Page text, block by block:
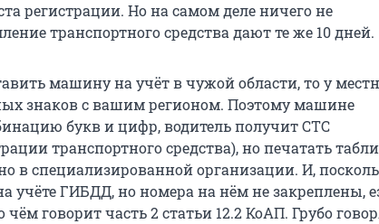
регистрации. Но на самом деле ничего не
транспортного средства дают те же 10 дней.
машину на учёт в чужой области, то у
знаков с вашим регионом. Поэтому машине
букв и цифр, водитель получит СТС
транспортного средства), но печатать
в специализированной организации. И,
учёте ГИБДД, но номера на нём не закреплены,
чём говорит часть 2 статьи 12.2 КоАП. Грубо